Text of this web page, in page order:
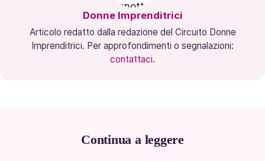
Donne Imprenditrici
Articolo redatto dalla redazione del Circuito Donne
Imprenditrici. Per approfondimenti o segnalazioni:
contattaci.
Continua a leggere